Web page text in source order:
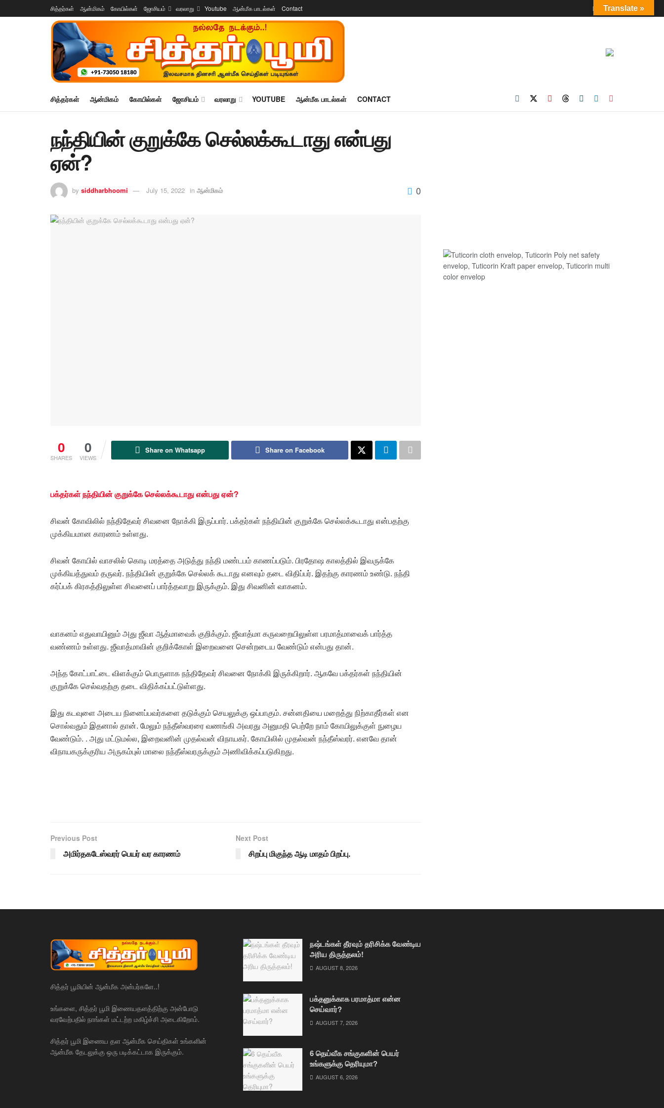
சித்தர்கள் ஆன்மிகம் கோயில்கள் ஜோசியம் வரலாறு Youtube ஆன்மீக பாடல்கள் Contact Login
சித்தர்கள் ஆன்மிகம் கோயில்கள் ஜோசியம் வரலாறு YOUTUBE ஆன்மீக பாடல்கள் CONTACT
நந்தியின் குறுக்கே செல்லக்கூடாது என்பது
ஏன்?
by siddharbhoomi July 15, 2022 in ஆன்மிகம் 0
0
SHARES
0
VIEWS
Share on Whatsapp Share on Facebook
பக்தர்கள் நந்தியின் குறுக்கே செல்லக்கூடாது என்பது ஏன்?
சிவன் கோவிலில் நந்திதேவர் சிவனை நோக்கி இருப்பார். பக்தர்கள் நந்தியின் குறுக்கே செல்லக்கூடாது என்பதற்கு
முக்கியமான காரணம் உள்ளது.
சிவன் கோயில் வாசலில் கொடி மரத்தை அடுத்து நந்தி மண்டபம் காணப்படும். பிரதோஷ காலத்தில் இவருக்கே
முக்கியத்துவம் தருவர். நந்தியின் குறுக்கே செல்லக் கூடாது எனவும் தடை விதிப்பர். இதற்கு காரணம் உண்டு. நந்தி
கர்ப்பக் கிரகத்திலுள்ள சிவனைப் பார்த்தவாறு இருக்கும். இது சிவனின் வாகனம்.
வாகனம் எதுவாயினும் அது ஜீவா ஆத்மாவைக் குறிக்கும். ஜீவாத்மா கருவறையிலுள்ள பரமாத்மாவைக் பார்த்த
வண்ணம் உள்ளது. ஜீவாத்மாவின் குறிக்கோள் இறைவனை சென்றடைய வேண்டும் என்பது தான்.
அந்த கோட்பாட்டை விளக்கும் பொருளாக நந்திதேவர் சிவனை நோக்கி இருக்கிறார். ஆகவே பக்தர்கள் நந்தியின்
குறுக்கே செல்வதற்கு தடை விதிக்கப்பட்டுள்ளது.
இது கடவுளை அடைய நினைப்பவர்களை தடுக்கும் செயலுக்கு ஒப்பாகும். சன்னதியை மறைத்து நிற்காதீர்கள் என
சொல்வதும் இதனால் தான். மேலும் நந்தீஸ்வரரை வணங்கி அவரது அனுமதி பெற்றே நாம் கோயிலுக்குள் நுழைய
வேண்டும். . அது மட்டுமல்ல, இறைவனின் முதல்வன் விநாயகர். கோயிலில் முதல்வன் நந்தீஸ்வரர். எனவே தான்
விநாயகருக்குரிய அருகம்புல் மாலை நந்தீஸ்வரருக்கும் அணிவிக்கப்படுகிறது.
Previous Post
அமிர்தகடேஸ்வரர் பெயர் வர காரணம்
Next Post
சிறப்பு மிகுந்த ஆடி மாதம் பிறப்பு.
சித்தர் பூமியின் ஆன்மீக அன்பர்களே..!
உங்களை, சித்தர் பூமி இணையதளத்திற்கு அன்போடு
வரவேற்பதில் நாங்கள் மட்டற்ற மகிழ்ச்சி அடைகிறோம்.
சித்தர் பூமி இணைய தள ஆன்மீக செய்திகள் உங்களின்
ஆன்மீக தேடலுக்கு ஒரு படிக்கட்டாக இருக்கும்.
நஷ்டங்கள் தீரவும் தரிசிக்க வேண்டிய
அரிய திருத்தலம்!
AUGUST 8, 2026
பக்தனுக்காக பரமாத்மா என்ன
செய்வார்?
AUGUST 7, 2026
6 தெய்வீக சங்குகளின் பெயர்
உங்களுக்கு தெரியுமா?
AUGUST 6, 2026
Translate »